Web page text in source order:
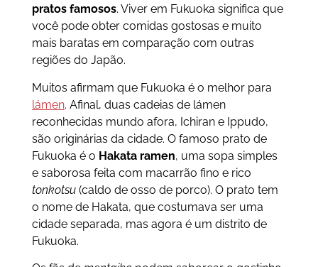
pratos famosos. Viver em Fukuoka significa que
você pode obter comidas gostosas e muito
mais baratas em comparação com outras
regiões do Japão.
Muitos afirmam que Fukuoka é o melhor para
lámen. Afinal, duas cadeias de lámen
reconhecidas mundo afora, Ichiran e Ippudo,
são originárias da cidade. O famoso prato de
Fukuoka é o Hakata ramen, uma sopa simples
e saborosa feita com macarrão fino e rico
tonkotsu (caldo de osso de porco). O prato tem
o nome de Hakata, que costumava ser uma
cidade separada, mas agora é um distrito de
Fukuoka.